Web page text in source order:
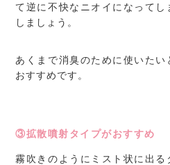
て逆に不快なニオイになって
しましょう。
あくまで消臭のために使いた
おすすめです。
③拡散噴射タイプがおすすめ
霧吹きのようにミスト状に出